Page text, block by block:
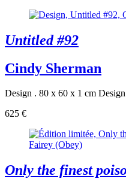
Untitled #92
Cindy Sherman
Design . 80 x 60 x 1 cm
625 €
Only the finest